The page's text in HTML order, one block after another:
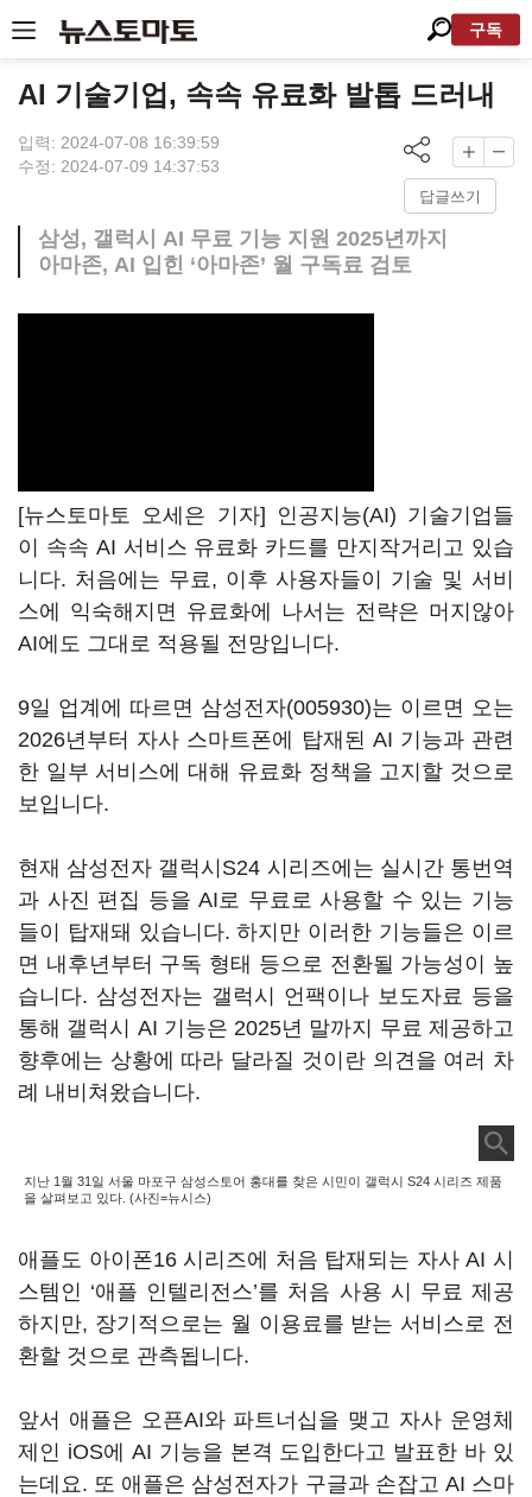
구독
AI 기술기업, 속속 유료화 발톱 드러내
입력: 2024-07-08 16:39:59
수정: 2024-07-09 14:37:53
답글쓰기
삼성, 갤럭시 AI 무료 기능 지원 2025년까지
아마존, AI 입힌 ‘아마존’ 월 구독료 검토
[뉴스토마토 오세은 기자] 인공지능(AI) 기술기업들
이 속속 AI 서비스 유료화 카드를 만지작거리고 있습
니다. 처음에는 무료, 이후 사용자들이 기술 및 서비
스에 익숙해지면 유료화에 나서는 전략은 머지않아
AI에도 그대로 적용될 전망입니다.
9일 업계에 따르면 삼성전자(005930)는 이르면 오는
2026년부터 자사 스마트폰에 탑재된 AI 기능과 관련
한 일부 서비스에 대해 유료화 정책을 고지할 것으로
보입니다.
현재 삼성전자 갤럭시S24 시리즈에는 실시간 통번역
과 사진 편집 등을 AI로 무료로 사용할 수 있는 기능
들이 탑재돼 있습니다. 하지만 이러한 기능들은 이르
면 내후년부터 구독 형태 등으로 전환될 가능성이 높
습니다. 삼성전자는 갤럭시 언팩이나 보도자료 등을
통해 갤럭시 AI 기능은 2025년 말까지 무료 제공하고
향후에는 상황에 따라 달라질 것이란 의견을 여러 차
례 내비쳐왔습니다.
지난 1월 31일 서울 마포구 삼성스토어 홍대를 찾은 시민이 갤럭시 S24 시리즈 제품
을 살펴보고 있다. (사진=뉴시스)
애플도 아이폰16 시리즈에 처음 탑재되는 자사 AI 시
스템인 ‘애플 인텔리전스’를 처음 사용 시 무료 제공
하지만, 장기적으로는 월 이용료를 받는 서비스로 전
환할 것으로 관측됩니다.
앞서 애플은 오픈AI와 파트너십을 맺고 자사 운영체
제인 iOS에 AI 기능을 본격 도입한다고 발표한 바 있
는데요. 또 애플은 삼성전자가 구글과 손잡고 AI 스마